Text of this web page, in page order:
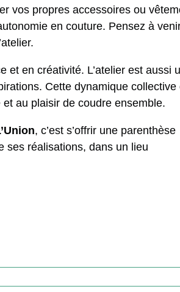
vos propres accessoires ou
en couture. Pensez à
et en créativité. L’atelier est aussi
Cette dynamique collective
au plaisir de coudre ensemble.
, c’est s’offrir une parenthèse
ses réalisations, dans un lieu